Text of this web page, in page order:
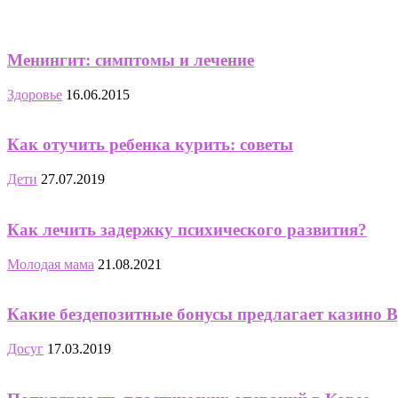
Менингит: симптомы и лечение
Здоровье 16.06.2015
Как отучить ребенка курить: советы
Дети 27.07.2019
Как лечить задержку психического развития?
Молодая мама 21.08.2021
Какие бездепозитные бонусы предлагает казино
Досуг 17.03.2019